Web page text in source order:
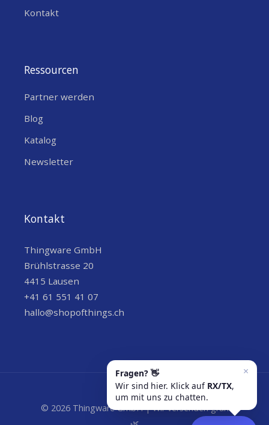
Kontakt
Ressourcen
Partner werden
Blog
Katalog
Newsletter
Kontakt
Thingware GmbH
Brühlstrasse 20
4415 Lausen
+41 61 551 41 07
hallo@shopofthings.ch
© 2026 Thingware GmbH | Wir versenden grün